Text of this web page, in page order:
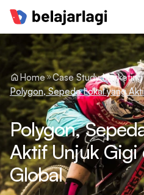
Home
Case Study Marketing
Polygon, Sepeda Lokal yang
Polygon,
Aktif Unjuk Gigi
Global